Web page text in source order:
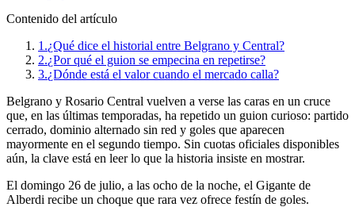
Contenido del artículo
1.¿Qué dice el historial entre Belgrano y Central?
2.¿Por qué el guion se empecina en repetirse?
3.¿Dónde está el valor cuando el mercado calla?
Belgrano y Rosario Central vuelven a verse las caras en un cruce
que, en las últimas temporadas, ha repetido un guion curioso: partido
cerrado, dominio alternado sin red y goles que aparecen
mayormente en el segundo tiempo. Sin cuotas oficiales disponibles
aún, la clave está en leer lo que la historia insiste en mostrar.
El domingo 26 de julio, a las ocho de la noche, el Gigante de
Alberdi recibe un choque que rara vez ofrece festín de goles.